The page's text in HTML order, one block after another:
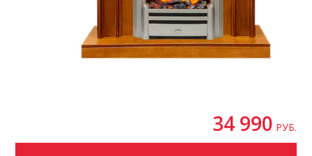
34 990 РУБ.